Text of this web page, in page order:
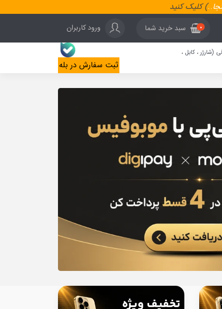
..) کلیک کنید
0 سبد خرید شما ورود کاربران
(شارژر ، کابل ،
ثبت سفارش در بله